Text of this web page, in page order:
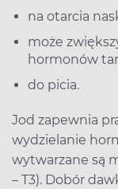
na otarcia
może
hormonów
do picia.
Jod zapewnia
wydzielanie
wytwarzane są
– T3). Dobór